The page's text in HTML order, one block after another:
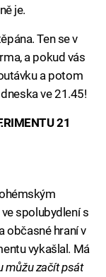
je.
Ten se v
a pokud vás
a potom
ve 21.45!
21
spolubydlení s
občasné hraní v
vykašlal. Má
můžu začít psát